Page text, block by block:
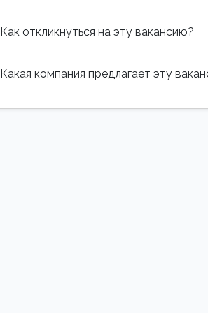
Как откликнуться на эту вакансию?
Какая компания предлагает эту